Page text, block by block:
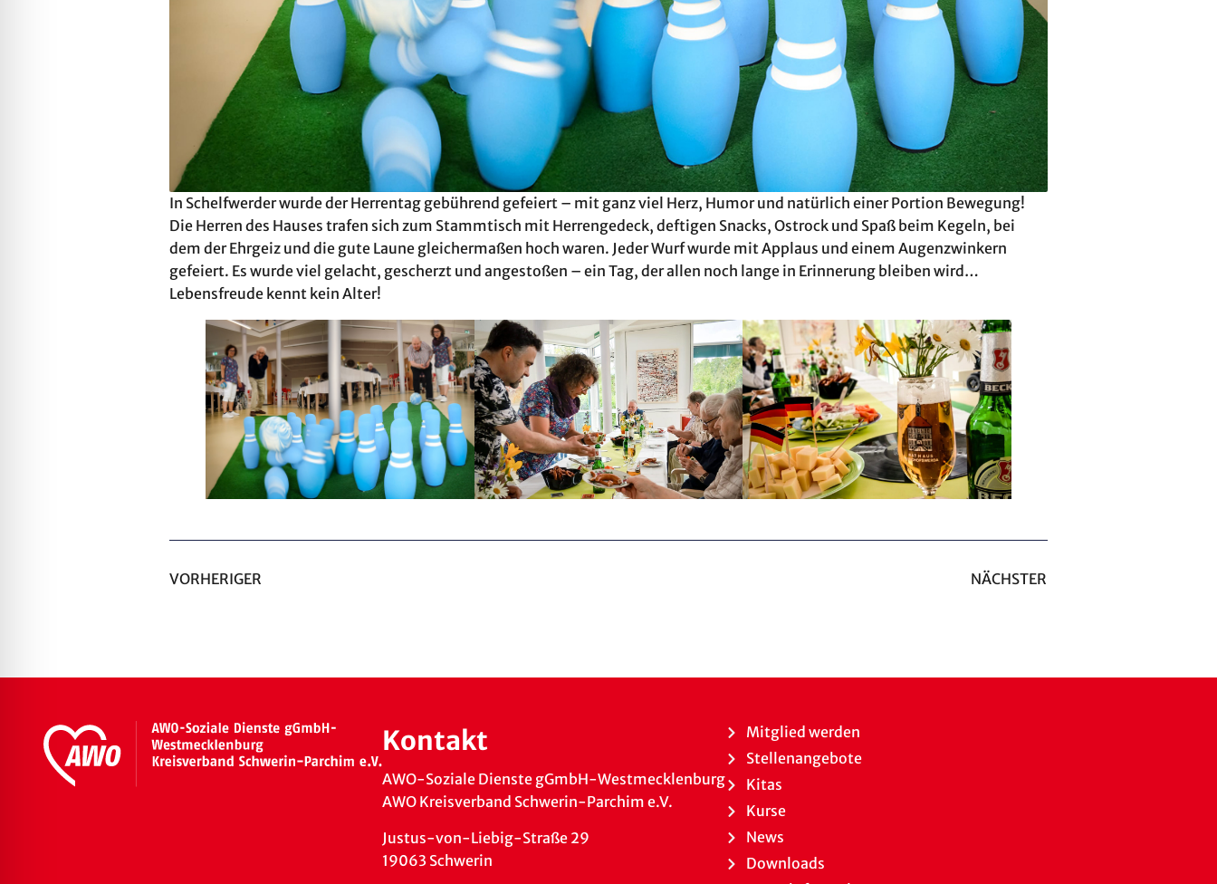
In Schelfwerder wurde der Herrentag gebührend gefeiert – mit ganz viel Herz, Humor und natürlich einer Portion Bewegung!
Die Herren des Hauses trafen sich zum Stammtisch mit Herrengedeck, deftigen Snacks, Ostrock und Spaß beim Kegeln, bei
dem der Ehrgeiz und die gute Laune gleichermaßen hoch waren. Jeder Wurf wurde mit Applaus und einem Augenzwinkern
gefeiert. Es wurde viel gelacht, gescherzt und angestoßen – ein Tag, der allen noch lange in Erinnerung bleiben wird…
Lebensfreude kennt kein Alter!
VORHERIGER NÄCHSTER
Kontakt
AWO-Soziale Dienste gGmbH-Westmecklenburg
AWO Kreisverband Schwerin-Parchim e.V.
Justus-von-Liebig-Straße 29
19063 Schwerin
Mitglied werden
Stellenangebote
Kitas
Kurse
News
Downloads